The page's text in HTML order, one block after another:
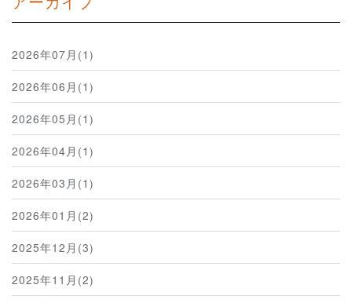
2026年07月(1)
2026年06月(1)
2026年05月(1)
2026年04月(1)
2026年03月(1)
2026年01月(2)
2025年12月(3)
2025年11月(2)